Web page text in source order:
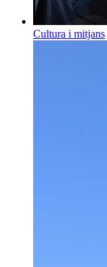
Cultura i mitjans